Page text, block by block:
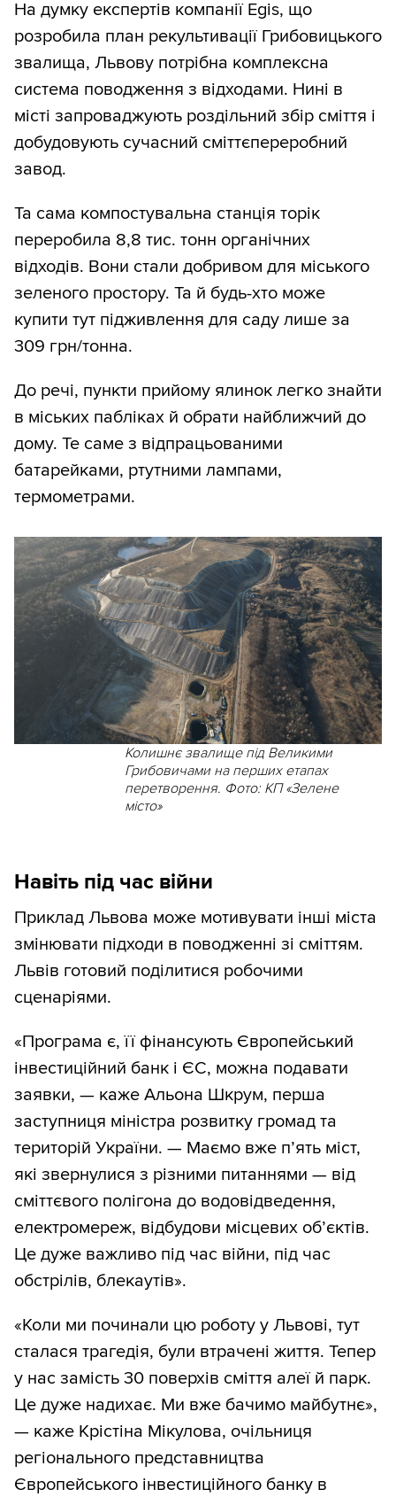
На думку експертів компанії Egis, що
розробила план рекультивації Грибовицького
звалища, Львову потрібна комплексна
система поводження з відходами. Нині в
місті запроваджують роздільний збір сміття і
добудовують сучасний сміттєпереробний
завод.
Та сама компостувальна станція торік
переробила 8,8 тис. тонн органічних
відходів. Вони стали добривом для міського
зеленого простору. Та й будь-хто може
купити тут підживлення для саду лише за
309 грн/тонна.
До речі, пункти прийому ялинок легко знайти
в міських пабліках й обрати найближчий до
дому. Те саме з відпрацьованими
батарейками, ртутними лампами,
термометрами.
Колишнє звалище під Великими
Грибовичами на перших етапах
перетворення. Фото: КП «Зелене
місто»
Навіть під час війни
Приклад Львова може мотивувати інші міста
змінювати підходи в поводженні зі сміттям.
Львів готовий поділитися робочими
сценаріями.
«Програма є, її фінансують Європейський
інвестиційний банк і ЄС, можна подавати
заявки, — каже Альона Шкрум, перша
заступниця міністра розвитку громад та
територій України. — Маємо вже п’ять міст,
які звернулися з різними питаннями — від
сміттєвого полігона до водовідведення,
електромереж, відбудови місцевих об’єктів.
Це дуже важливо під час війни, під час
обстрілів, блекаутів».
«Коли ми починали цю роботу у Львові, тут
сталася трагедія, були втрачені життя. Тепер
у нас замість 30 поверхів сміття алеї й парк.
Це дуже надихає. Ми вже бачимо майбутнє»,
— каже Крістіна Мікулова, очільниця
регіонального представництва
Європейського інвестиційного банку в